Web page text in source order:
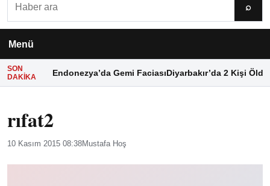
⌕
Menü
SON
DAKIKA
Endonezya’da Gemi FaciasıDiyarbakır’da 2 Kişi Öldü
rıfat2
10 Kasım 2015 08:38Mustafa Hoş